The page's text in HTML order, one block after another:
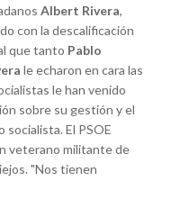
Albert Rivera,
con la descalificación
que tanto Pablo
le echaron en cara las
le han venido
sobre su gestión y el
El PSOE
veterano militante de
"Nos tienen